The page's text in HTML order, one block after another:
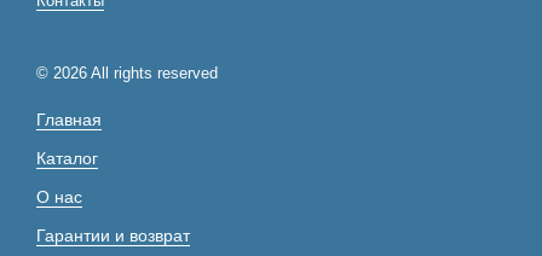
© 2026 All rights reserved
Главная
Каталог
О нас
Гарантии и возврат